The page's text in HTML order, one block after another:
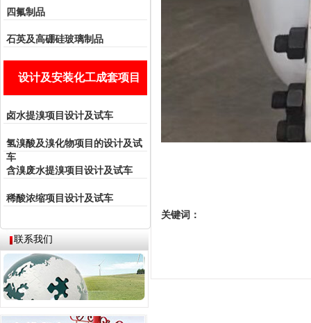
四氟制品
石英及高硼硅玻璃制品
设计及安装化工成套项目
卤水提溴项目设计及试车
氢溴酸及溴化物项目的设计及试
车
含溴废水提溴项目设计及试车
稀酸浓缩项目设计及试车
联系我们
关键词：